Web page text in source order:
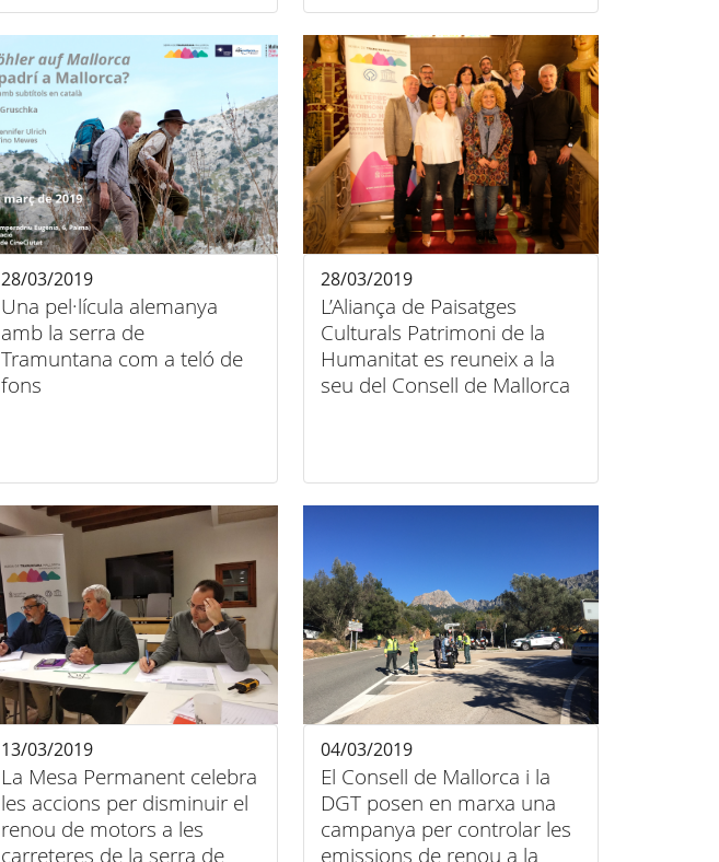
Una pel·lícula alemanya
amb la serra de
Tramuntana com a teló de
fons
28/03/2019
L’Aliança de Paisatges
Culturals Patrimoni de la
Humanitat es reuneix a la
seu del Consell de Mallorca
28/03/2019
La Mesa Permanent celebra
les accions per disminuir el
renou de motors a les
carreteres de la serra de
13/03/2019
El Consell de Mallorca i la
DGT posen en marxa una
campanya per controlar les
emissions de renou a la
04/03/2019